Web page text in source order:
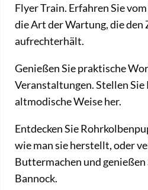
Flyer Train. Erfahren Sie
die Art der Wartung, die den
aufrechterhält.
Genießen Sie praktische
Veranstaltungen. Stellen Sie
altmodische Weise her.
Entdecken Sie
wie man sie herstellt, oder
Buttermachen und genießen
Bannock.